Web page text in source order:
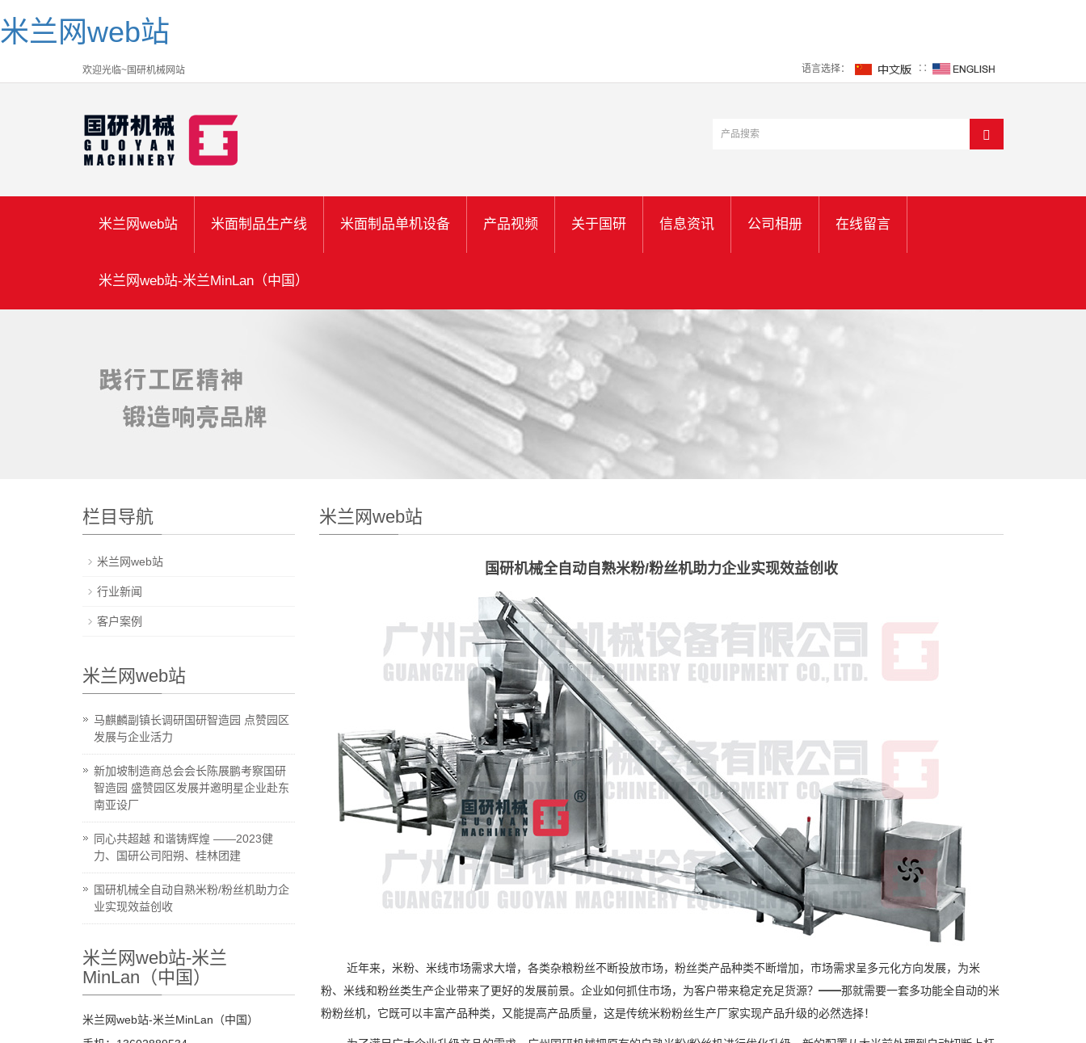
米兰网web站
欢迎光临~国研机械网站 语言选择： ∷
米兰网web站 米面制品生产线 米面制品单机设备 产品视频 关于国研 信息资讯 公司相册 在线留言
米兰网web站-米兰MinLan（中国）
米兰网web站
国研机械全自动自熟米粉/粉丝机助力企业实现效益创收
近年来，米粉、米线市场需求大增，各类杂粮粉丝不断投放市场，粉丝类产品种类不断增加，市场需求呈多元化方向发展，为米
粉、米线和粉丝类生产企业带来了更好的发展前景。企业如何抓住市场，为客户带来稳定充足货源？━━那就需要一套多功能全自动的米
粉粉丝机，它既可以丰富产品种类，又能提高产品质量，这是传统米粉粉丝生产厂家实现产品升级的必然选择！
栏目导航
米兰网web站
行业新闻
客户案例
米兰网web站
马麒麟副镇长调研国研智造园 点赞园区
发展与企业活力
新加坡制造商总会会长陈展鹏考察国研
智造园 盛赞园区发展并邀明星企业赴东
南亚设厂
同心共超越 和谐铸辉煌 ——2023健
力、国研公司阳朔、桂林团建
国研机械全自动自熟米粉/粉丝机助力企
业实现效益创收
米兰网web站-米兰
MinLan（中国）
米兰网web站-米兰MinLan（中国）